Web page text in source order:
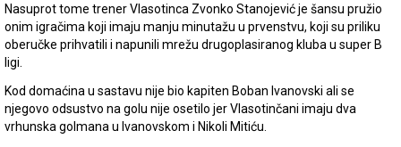
Nasuprot tome trener Vlasotinca Zvonko Stanojević je šansu pružio
onim igračima koji imaju manju minutažu u prvenstvu, koji su priliku
oberučke prihvatili i napunili mrežu drugoplasiranog kluba u super B
ligi.
Kod domaćina u sastavu nije bio kapiten Boban Ivanovski ali se
njegovo odsustvo na golu nije osetilo jer Vlasotinčani imaju dva
vrhunska golmana u Ivanovskom i Nikoli Mitiću.